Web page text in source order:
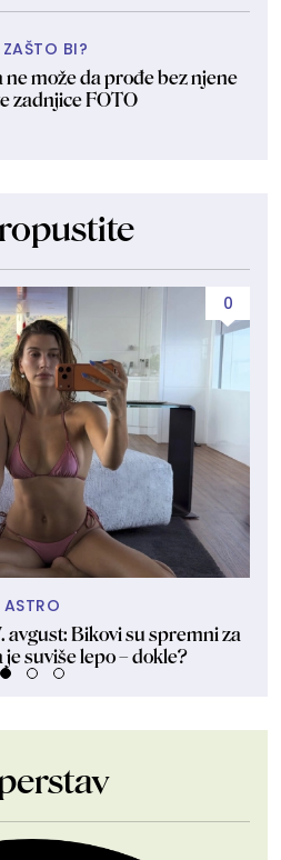
BI?
može da prođe bez njene
zadnjice FOTO
0
ASTRO
avgust: Bikovi su spremni za
suviše lepo – dokle?